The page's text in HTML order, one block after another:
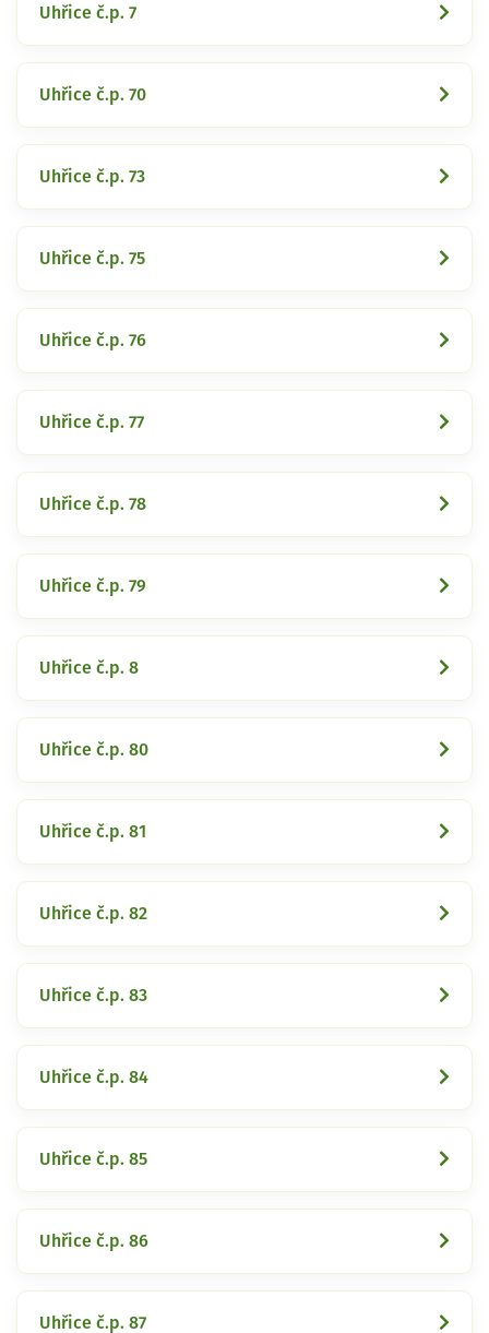
Uhřice č.p. 7
Uhřice č.p. 70
Uhřice č.p. 73
Uhřice č.p. 75
Uhřice č.p. 76
Uhřice č.p. 77
Uhřice č.p. 78
Uhřice č.p. 79
Uhřice č.p. 8
Uhřice č.p. 80
Uhřice č.p. 81
Uhřice č.p. 82
Uhřice č.p. 83
Uhřice č.p. 84
Uhřice č.p. 85
Uhřice č.p. 86
Uhřice č.p. 87